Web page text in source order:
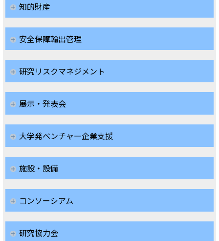
知的財産
安全保障輸出管理
研究リスクマネジメント
展示・発表会
大学発ベンチャー企業支援
施設・設備
コンソーシアム
研究協力会